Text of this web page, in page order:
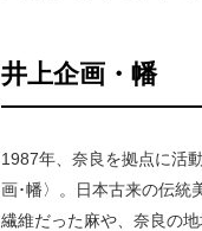
井上企画・幡
1987年、奈良を拠点に活
画･幡〉。日本古来の伝統
繊維だった麻や、奈良の